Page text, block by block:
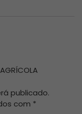
publicado.
com *